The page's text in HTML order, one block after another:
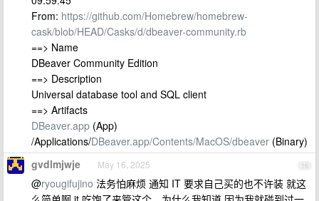
From: https://github.com/Homebrew/homebrew-
cask/blob/HEAD/Casks/d/dbeaver-community.rb
==> Name
DBeaver Community Edition
==> Description
Universal database tool and SQL client
==> Artifacts
DBeaver.app (App)
/Applications/DBeaver.app/Contents/MacOS/dbeaver (Binary)
16
gvdlmjwje May 16, 2025
@ryougifujino 法务怕麻烦 通知 IT 要求自己买的也不许装 就这